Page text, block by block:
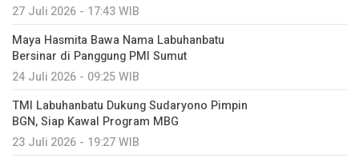
27 Juli 2026 - 17:43 WIB
Maya Hasmita Bawa Nama Labuhanbatu
Bersinar di Panggung PMI Sumut
24 Juli 2026 - 09:25 WIB
TMI Labuhanbatu Dukung Sudaryono Pimpin
BGN, Siap Kawal Program MBG
23 Juli 2026 - 19:27 WIB